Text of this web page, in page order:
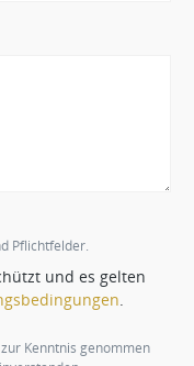
Pflichtfelder.
und es gelten
zur Kenntnis genommen